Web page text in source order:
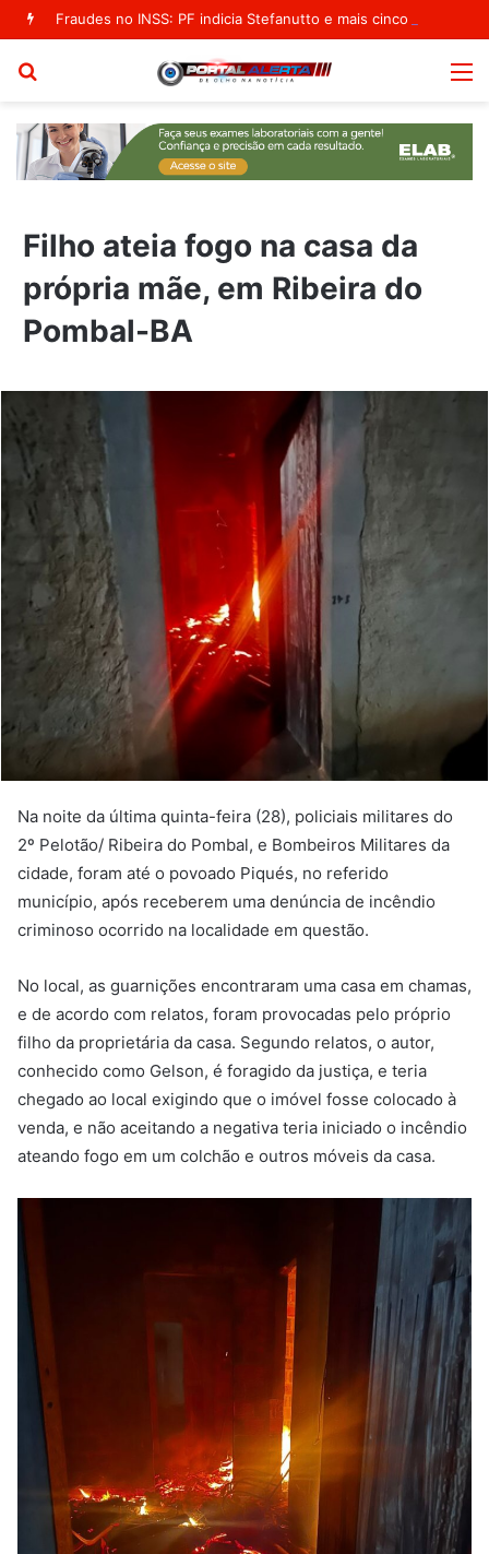
Filho ateia fogo na casa da
própria mãe, em Ribeira do
Pombal-BA
Na noite da última quinta-feira (28), policiais militares do
2º Pelotão/ Ribeira do Pombal, e Bombeiros Militares da
cidade, foram até o povoado Piqués, no referido
município, após receberem uma denúncia de incêndio
criminoso ocorrido na localidade em questão.
No local, as guarnições encontraram uma casa em chamas,
e de acordo com relatos, foram provocadas pelo próprio
filho da proprietária da casa. Segundo relatos, o autor,
conhecido como Gelson, é foragido da justiça, e teria
chegado ao local exigindo que o imóvel fosse colocado à
venda, e não aceitando a negativa teria iniciado o incêndio
ateando fogo em um colchão e outros móveis da casa.